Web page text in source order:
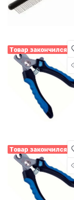
Товар закончился
Товар закончился